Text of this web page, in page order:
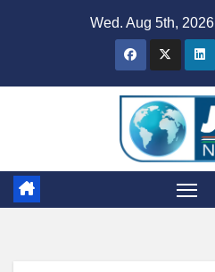
Wed. Aug 5th, 2026